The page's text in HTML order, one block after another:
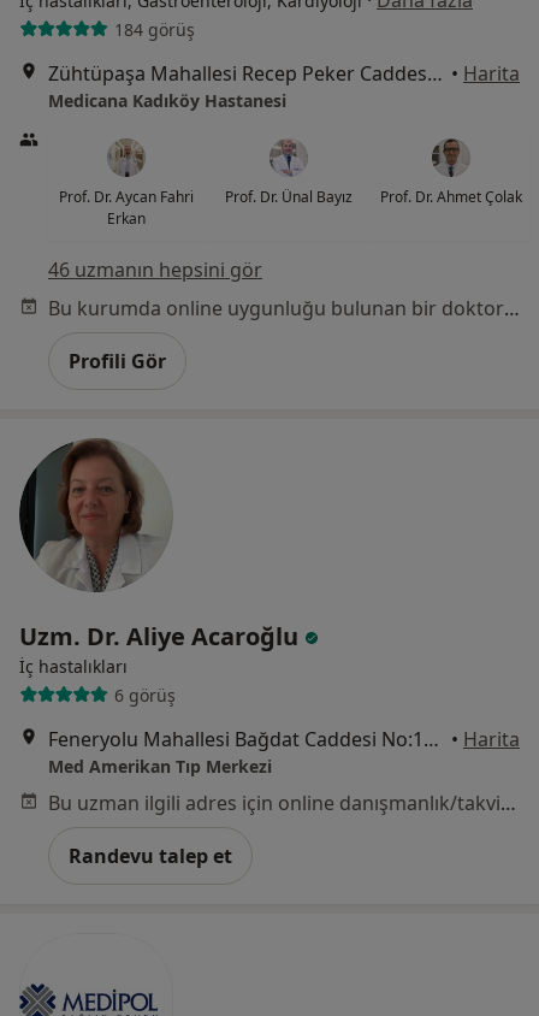
184 görüş
Zühtüpaşa Mahallesi Recep Peker Caddesi No:11, Kadıköy • Harita
Medicana Kadıköy Hastanesi
Prof. Dr. Aycan Fahri
Erkan
Prof. Dr. Ünal Bayız Prof. Dr. Ahmet Çolak
46 uzmanın hepsini gör
Bu kurumda online uygunluğu bulunan bir doktor veya uzman bulunamadı
Profili Gör
Uzm. Dr. Aliye Acaroğlu
İç hastalıkları
6 görüş
Feneryolu Mahallesi Bağdat Caddesi No:130, Kadıköy • Harita
Med Amerikan Tıp Merkezi
Bu uzman ilgili adres için online danışmanlık/takvim sunmuyor.
Randevu talep et